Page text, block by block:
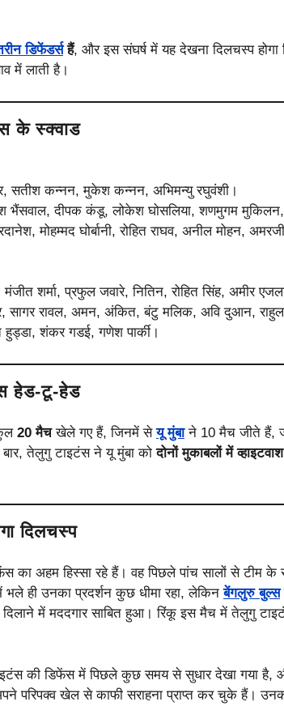
डिफेंडर्सहैं, और इस संघर्ष में यह देखना दिलचस्प
में लाती है।
के स्क्वाड
सतीश कन्नन, मुकेश कन्नन, अभिमन्यु रघुवंशी।
भैंसवाल, दीपक कंडू, लोकेश घोसलिया, शणमुगम मुकिलन,
मोहम्मद घोर्बानी, रोहित राघव, अनील मोहन,
शर्मा, प्रफुल जवारे, नितिन, रोहित सिंह, अमीर
सागर रावल, अमन, अंकित, बंटु मलिक, अवि दुआन, राहुल
शंकर गडई, गणेश पार्की।
हेड-टू-हेड
20 मैचखेले गए हैं, जिनमें सेयू मुंबाने 10 मैच जीते हैं,
तेलुगु टाइटंस ने यू मुंबा कोदोनों मुकाबलों में व्हाइटवाश
दिलचस्प
का अहम हिस्सा रहे हैं। वह पिछले पांच सालों से टीम
ही उनका प्रदर्शन कुछ धीमा रहा, लेकिनबेंगलुरु बुल्स
में मददगार साबित हुआ। रिंकू इस मैच में तेलुगु
की डिफेंस में पिछले कुछ समय से सुधार देखा गया है,
परिपक्व खेल से काफी सराहना प्राप्त कर चुके हैं।